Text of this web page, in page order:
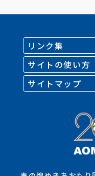
リンク集
サイトの使い方
サイトマップ